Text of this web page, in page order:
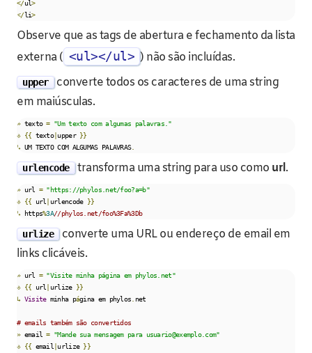
</ul>
</li>
Observe que as tags de abertura e fechamento da lista
externa ( <ul></ul> ) não são incluídas.
upper converte todos os caracteres de uma string
em maiúsculas.
» texto = "Um texto com algumas palavras."
⎀ {{ texto| upper }}
↳ UM TEXTO COM ALGUMAS PALAVRAS.
urlencode transforma uma string para uso como url.
» url = "https://phylos.net/foo?a=b"
⎀ {{ url urlencode }}
↳ https%3A//phylos.net/foo%3Fa%3Db
urlize converte uma URL ou endereço de email em
links clicáveis.
» url = "Visite minha página em phylos.net"
⎀ {{ url urlize }}
↳ Visite minha página em phylos. net
# emails também são convertidos
» email = "Mande sua mensagem para usuario@exemplo.com"
⎀ {{ email urlize }}